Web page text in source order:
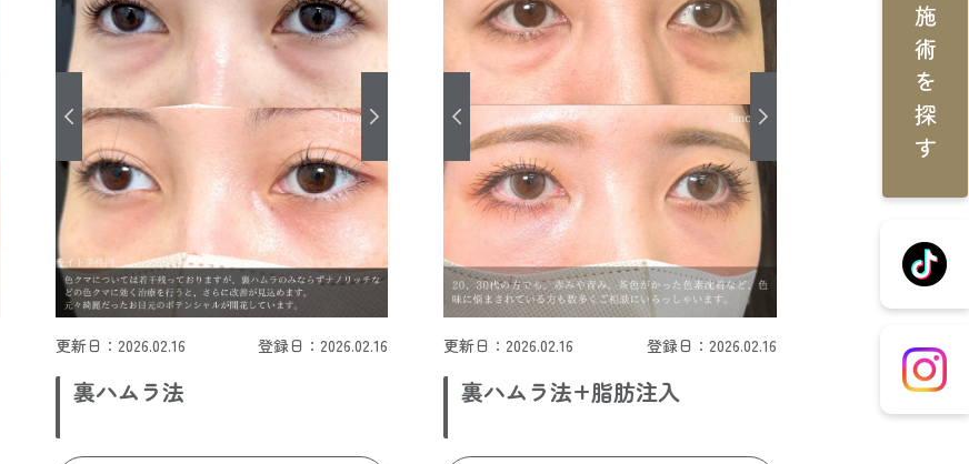
更新日：2026.02.16 登録日：2026.02.16
裏ハムラ法
更新日：2026.02.16 登録日：2026.02.16
裏ハムラ法+脂肪注入
施術を探す